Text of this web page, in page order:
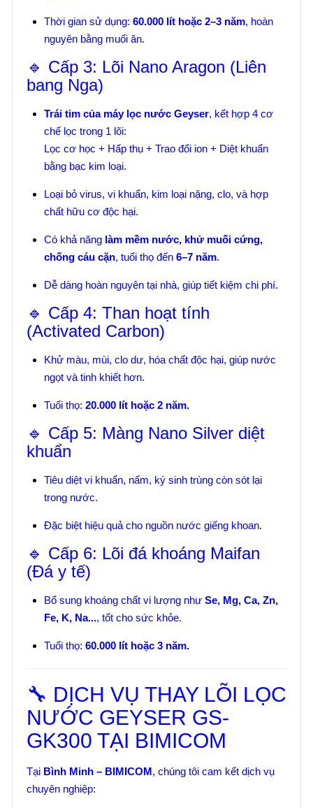
Thời gian sử dụng: 60.000 lít hoặc 2–3 năm, hoàn
nguyên bằng muối ăn.
🔹 Cấp 3: Lõi Nano Aragon (Liên
bang Nga)
Trái tim của máy lọc nước Geyser, kết hợp 4 cơ
chế lọc trong 1 lõi:
Lọc cơ học + Hấp thụ + Trao đổi ion + Diệt khuẩn
bằng bạc kim loại.
Loại bỏ virus, vi khuẩn, kim loại nặng, clo, và hợp
chất hữu cơ độc hại.
Có khả năng làm mềm nước, khử muối cứng,
chống cáu cặn, tuổi thọ đến 6–7 năm.
Dễ dàng hoàn nguyên tại nhà, giúp tiết kiệm chi phí.
🔹 Cấp 4: Than hoạt tính
(Activated Carbon)
Khử màu, mùi, clo dư, hóa chất độc hại, giúp nước
ngọt và tinh khiết hơn.
Tuổi thọ: 20.000 lít hoặc 2 năm.
🔹 Cấp 5: Màng Nano Silver diệt
khuẩn
Tiêu diệt vi khuẩn, nấm, ký sinh trùng còn sót lại
trong nước.
Đặc biệt hiệu quả cho nguồn nước giếng khoan.
🔹 Cấp 6: Lõi đá khoáng Maifan
(Đá y tế)
Bổ sung khoáng chất vi lượng như Se, Mg, Ca, Zn,
Fe, K, Na..., tốt cho sức khỏe.
Tuổi thọ: 60.000 lít hoặc 3 năm.
🔧 DỊCH VỤ THAY LÕI LỌC
NƯỚC GEYSER GS-
GK300 TẠI BIMICOM
Tại Bình Minh – BIMICOM, chúng tôi cam kết dịch vụ
chuyên nghiệp: